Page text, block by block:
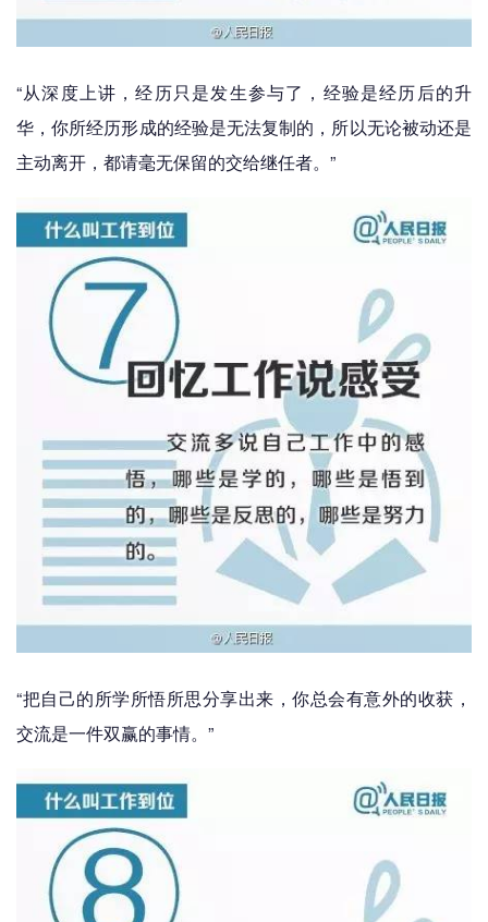
“从深度上讲，经历只是发生参与了，经验是经历后的升
华，你所经历形成的经验是无法复制的，所以无论被动还是
主动离开，都请毫无保留的交给继任者。”
“把自己的所学所悟所思分享出来，你总会有意外的收获，
交流是一件双赢的事情。”